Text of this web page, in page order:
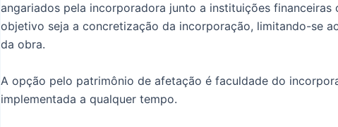
angariados pela incorporadora junto a instituições financeiras
objetivo seja a concretização da incorporação, limitando-se
da obra.
A opção pelo patrimônio de afetação é faculdade do
implementada a qualquer tempo.